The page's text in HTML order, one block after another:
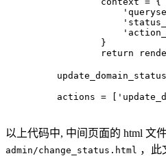
            }
return
    actions = [
以上代码中, 中间页面的 html 文
admin/change_status.html ，此